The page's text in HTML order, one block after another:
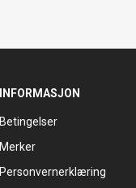
INFORMASJON
Betingelser
Merker
Personvernerklæring